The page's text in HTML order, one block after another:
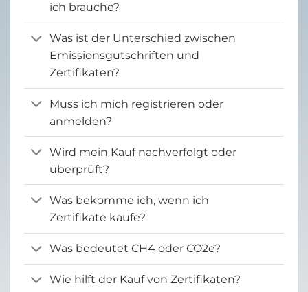
ich brauche?
Was ist der Unterschied zwischen
Emissionsgutschriften und
Zertifikaten?
Muss ich mich registrieren oder
anmelden?
Wird mein Kauf nachverfolgt oder
überprüft?
Was bekomme ich, wenn ich
Zertifikate kaufe?
Was bedeutet CH4 oder CO2e?
Wie hilft der Kauf von Zertifikaten?